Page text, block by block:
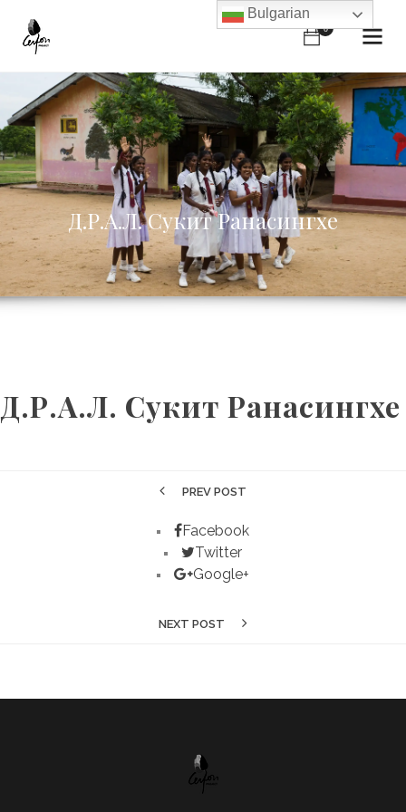
0
Д.Р.А.Л. Сукит Ранасингхе
Д.Р.А.Л. Сукит Ранасингхе
PREV POST
Facebook
Twitter
Google+
NEXT POST
Bulgarian